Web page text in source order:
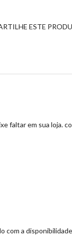
ESTE
faltar em sua loja.
com a